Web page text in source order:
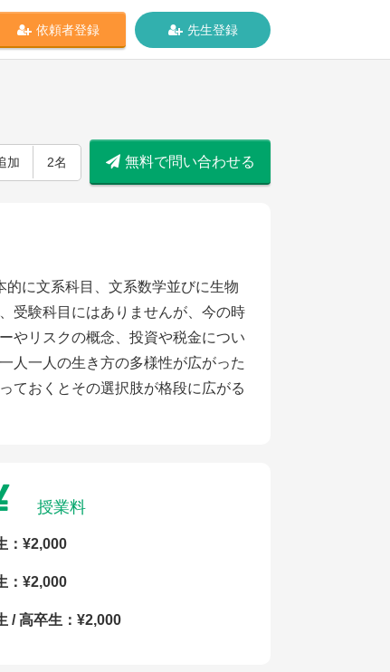
依頼者登録 先生登録
加 2名 無料で問い合わせる
に文系科目、文系数学並びに生物
受験科目にはありませんが、今の時
やリスクの概念、投資や税金につい
人一人の生き方の多様性が広がった
ておくとその選択肢が格段に広がる
授業料
：¥2,000
：¥2,000
/ 高卒生：¥2,000